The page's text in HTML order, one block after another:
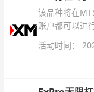
该品种将在
账户都可以进
活动时间：